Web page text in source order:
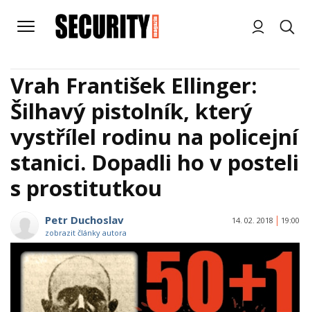
Vrah František Ellinger:
Šilhavý pistolník, který
vystřílel rodinu na policejní
stanici. Dopadli ho v posteli
s prostitutkou
Petr Duchoslav
zobrazit články autora
14. 02. 2018 19:00